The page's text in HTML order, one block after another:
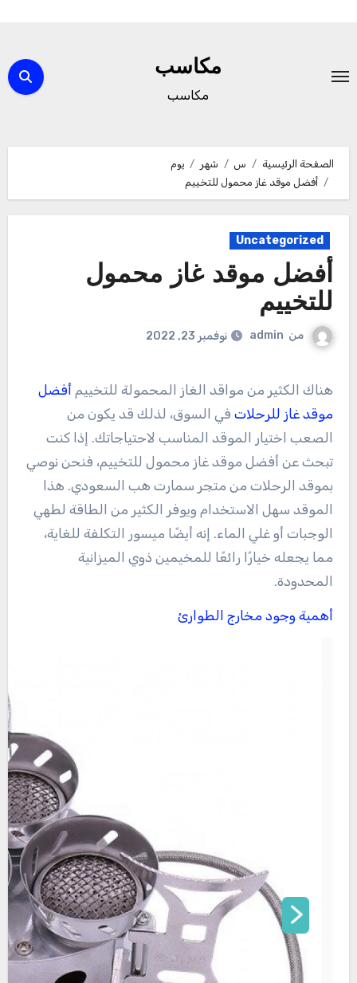
المحتوى
مكاسب
مكاسب
الصفحة الرئيسية س شهر
يوم
أفضل موقد غاز محمول للتخييم
Uncategorized
أفضل موقد غاز محمول
للتخييم
من admin نوفمبر 23, 2022
هناك الكثير من مواقد الغاز المحمولة للتخييم أفضل
موقد غاز للرحلاتفي السوق، لذلك قد يكون من
الصعب اختيار الموقد المناسب لاحتياجاتك. إذا كنت
تبحث عن أفضل موقد غاز محمول للتخييم، فنحن نوصي
بموقد الرحلات من متجر سمارت هب السعودي. هذا
الموقد سهل الاستخدام ويوفر الكثير من الطاقة لطهي
الوجبات أو غلي الماء. إنه أيضًا ميسور التكلفة للغاية،
مما يجعله خيارًا رائعًا للمخيمين ذوي الميزانية
المحدودة.
أهمية وجود مخارج الطوارئ